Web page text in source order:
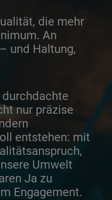
die mehr
An
und Haltung,
durchdachte
nur präzise
entstehen: mit
Umwelt
Ja zu
Engagement.